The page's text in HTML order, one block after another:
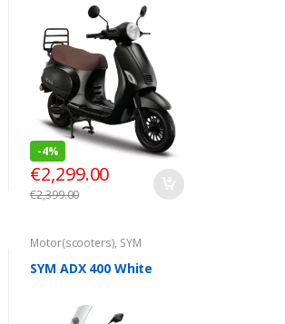
-4%
€2,299.00
€2,399.00
Motor(scooters), SYM
Motorscooter
SYM ADX 400 White